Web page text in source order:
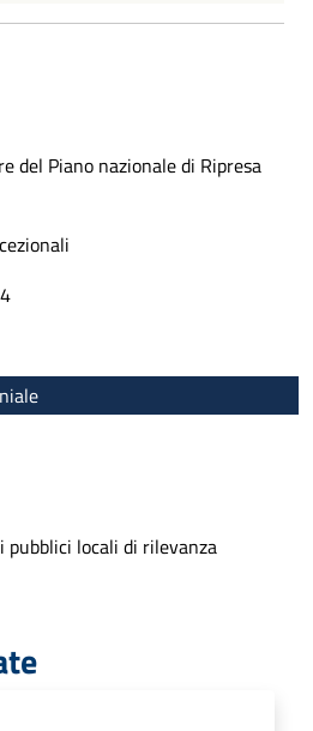
del Piano nazionale di Ripresa
pubblici locali di rilevanza